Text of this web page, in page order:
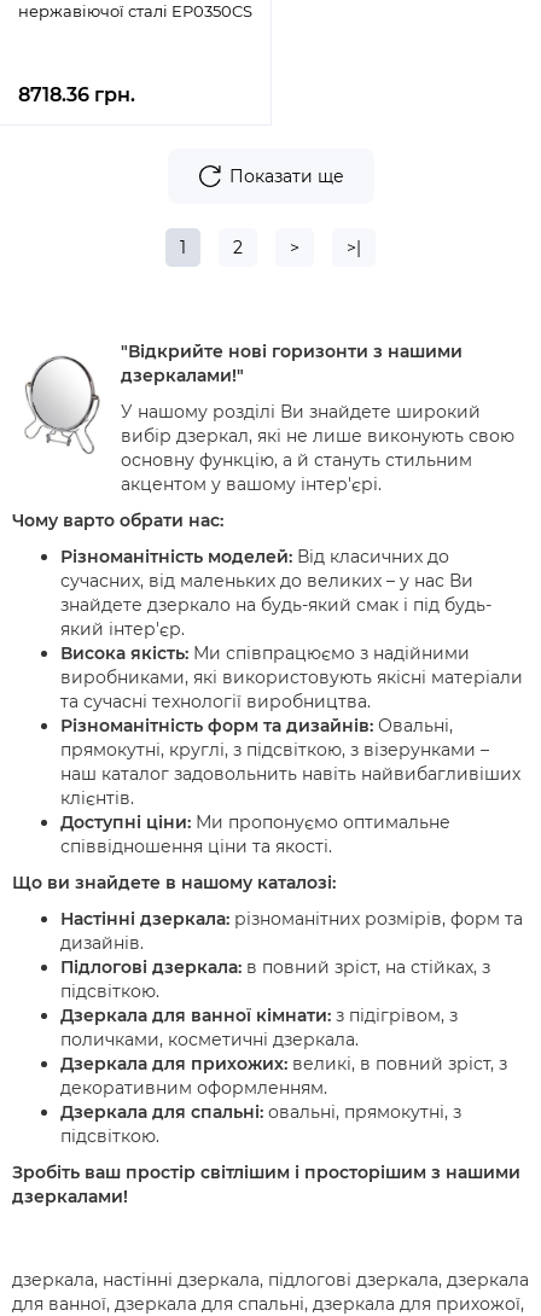
нержавіючої сталі EP0350CS
8718.36 грн.
Показати ще
1 2 > >|
"Відкрийте нові горизонти з нашими
дзеркалами!"
У нашому розділі Ви знайдете широкий
вибір дзеркал, які не лише виконують свою
основну функцію, а й стануть стильним
акцентом у вашому інтер'єрі.
Чому варто обрати нас:
Різноманітність моделей: Від класичних до
сучасних, від маленьких до великих – у нас Ви
знайдете дзеркало на будь-який смак і під будь-
який інтер'єр.
Висока якість: Ми співпрацюємо з надійними
виробниками, які використовують якісні матеріали
та сучасні технології виробництва.
Різноманітність форм та дизайнів: Овальні,
прямокутні, круглі, з підсвіткою, з візерунками –
наш каталог задовольнить навіть найвибагливіших
клієнтів.
Доступні ціни: Ми пропонуємо оптимальне
співвідношення ціни та якості.
Що ви знайдете в нашому каталозі:
Настінні дзеркала: різноманітних розмірів, форм та
дизайнів.
Підлогові дзеркала: в повний зріст, на стійках, з
підсвіткою.
Дзеркала для ванної кімнати: з підігрівом, з
поличками, косметичні дзеркала.
Дзеркала для прихожих: великі, в повний зріст, з
декоративним оформленням.
Дзеркала для спальні: овальні, прямокутні, з
підсвіткою.
Зробіть ваш простір світлішим і просторішим з нашими
дзеркалами!
дзеркала, настінні дзеркала, підлогові дзеркала, дзеркала
для ванної, дзеркала для спальні, дзеркала для прихожої,